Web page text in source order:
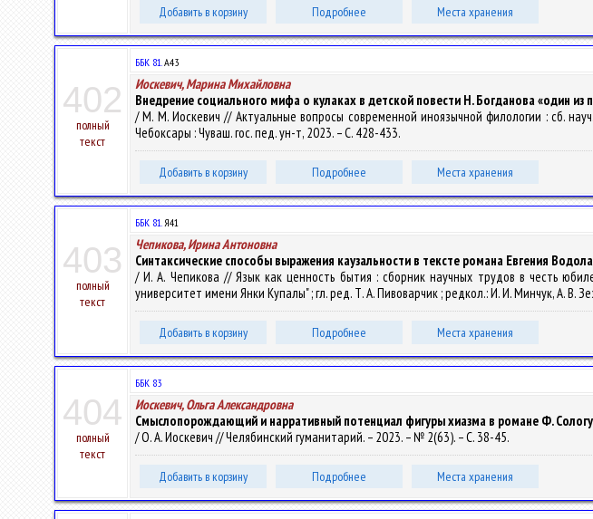
Добавить в корзину Подробнее Места хранения
402
полный
текст
ББК 81.А43
Иоскевич, Марина Михайловна
Внедрение социального мифа о кулаках в детской повести Н. Богданова «один из
/ М. М. Иоскевич // Актуальные вопросы современной иноязычной филологии : сб.
Чебоксары : Чуваш. гос. пед. ун-т, 2023. – С. 428-433.
Добавить в корзину Подробнее Места хранения
403
полный
текст
ББК 81.Я41
Чепикова, Ирина Антоновна
Синтаксические способы выражения каузальности в тексте романа Евгения
/ И. А. Чепикова // Язык как ценность бытия : сборник научных трудов в честь
университет имени Янки Купалы" ; гл. ред. Т. А. Пивоварчик ; редкол.: И. И. Минчук, А. В.
Добавить в корзину Подробнее Места хранения
404
полный
текст
ББК 83
Иоскевич, Ольга Александровна
Смыслопорождающий и нарративный потенциал фигуры хиазма в романе Ф.
/ О. А. Иоскевич // Челябинский гуманитарий. – 2023. – № 2(63). – С. 38-45.
Добавить в корзину Подробнее Места хранения